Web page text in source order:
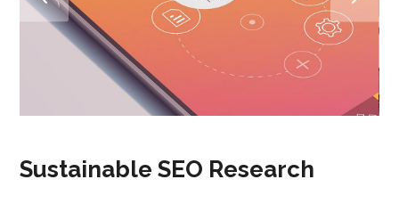
Sustainable SEO Research